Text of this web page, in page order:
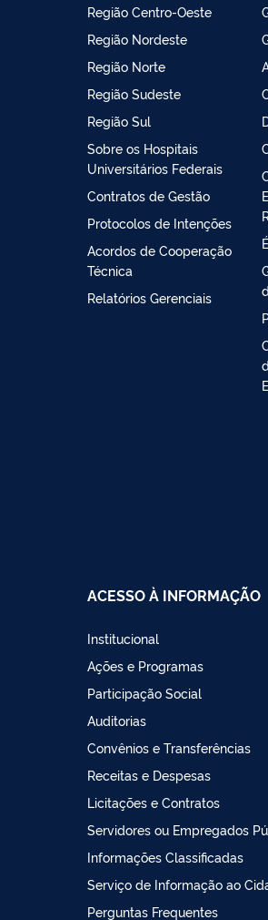
Região Centro-Oeste
Região Nordeste
Região Norte
Região Sudeste
Região Sul
Sobre os Hospitais
Universitários Federais
Contratos de Gestão
Protocolos de Intenções
Acordos de Cooperação
Técnica
Relatórios Gerenciais
ACESSO À INFORMAÇÃO
Institucional
Ações e Programas
Participação Social
Auditorias
Convênios e Transferências
Receitas e Despesas
Licitações e Contratos
Servidores ou Empregados
Informações Classificadas
Serviço de Informação ao
Perguntas Frequentes